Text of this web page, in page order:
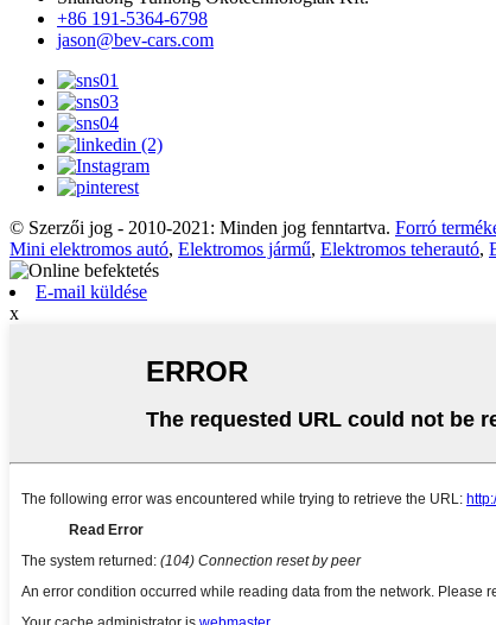
+86 191-5364-6798
jason@bev-cars.com
© Szerzői jog - 2010-2021: Minden jog fenntartva. Forró
Mini elektromos autó, Elektromos jármű, Elektromos teherautó,
E-mail küldése
x